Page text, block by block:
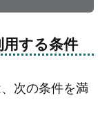
する条件
次の条件を満